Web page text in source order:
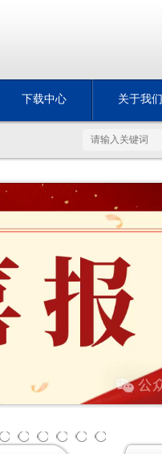
下载中心 关于我们
4 5 6 7